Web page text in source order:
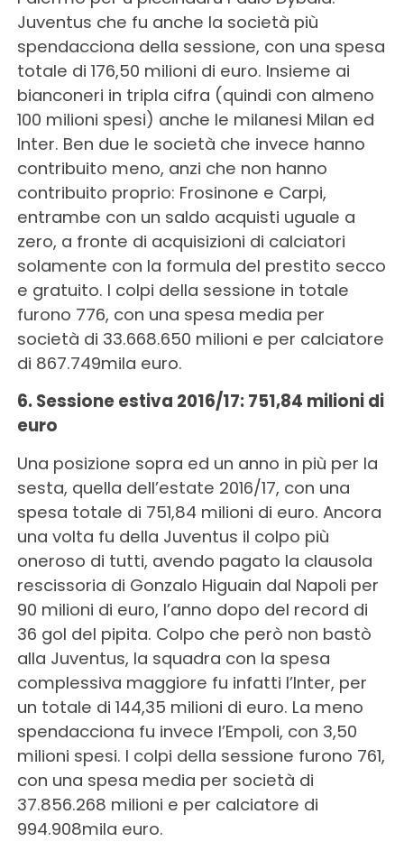
Juventus che fu anche la società più
spendacciona della sessione, con una spesa
totale di 176,50 milioni di euro. Insieme ai
bianconeri in tripla cifra (quindi con almeno
100 milioni spesi) anche le milanesi Milan ed
Inter. Ben due le società che invece hanno
contribuito meno, anzi che non hanno
contribuito proprio: Frosinone e Carpi,
entrambe con un saldo acquisti uguale a
zero, a fronte di acquisizioni di calciatori
solamente con la formula del prestito secco
e gratuito. I colpi della sessione in totale
furono 776, con una spesa media per
società di 33.668.650 milioni e per calciatore
di 867.749mila euro.
6. Sessione estiva 2016/17: 751,84 milioni di
euro
Una posizione sopra ed un anno in più per la
sesta, quella dell’estate 2016/17, con una
spesa totale di 751,84 milioni di euro. Ancora
una volta fu della Juventus il colpo più
oneroso di tutti, avendo pagato la clausola
rescissoria di Gonzalo Higuain dal Napoli per
90 milioni di euro, l’anno dopo del record di
36 gol del pipita. Colpo che però non bastò
alla Juventus, la squadra con la spesa
complessiva maggiore fu infatti l’Inter, per
un totale di 144,35 milioni di euro. La meno
spendacciona fu invece l’Empoli, con 3,50
milioni spesi. I colpi della sessione furono 761,
con una spesa media per società di
37.856.268 milioni e per calciatore di
994.908mila euro.